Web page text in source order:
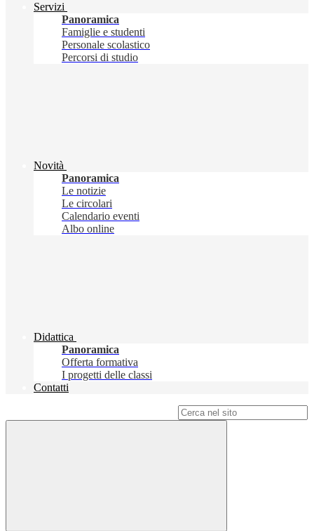
Servizi
Panoramica
Famiglie e studenti
Personale scolastico
Percorsi di studio
Novità
Panoramica
Le notizie
Le circolari
Calendario eventi
Albo online
Didattica
Panoramica
Offerta formativa
I progetti delle classi
Contatti